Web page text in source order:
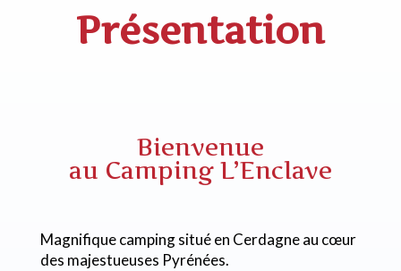
Présentation
Bienvenue
au Camping L’Enclave
Magnifique camping situé en Cerdagne au cœur
des majestueuses Pyrénées.